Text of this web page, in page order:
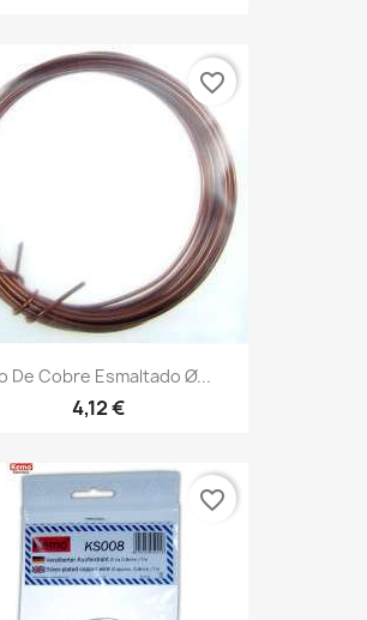
De Cobre Esmaltado Ø...
4,12 €
favorite_border
favorite_border